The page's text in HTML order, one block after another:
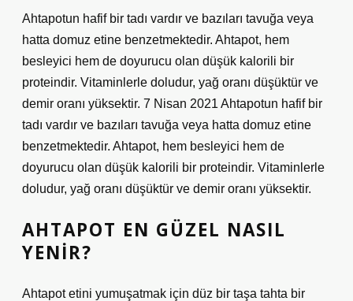
Ahtapotun hafif bir tadı vardır ve bazıları tavuğa veya
hatta domuz etine benzetmektedir. Ahtapot, hem
besleyici hem de doyurucu olan düşük kalorili bir
proteindir. Vitaminlerle doludur, yağ oranı düşüktür ve
demir oranı yüksektir. 7 Nisan 2021 Ahtapotun hafif bir
tadı vardır ve bazıları tavuğa veya hatta domuz etine
benzetmektedir. Ahtapot, hem besleyici hem de
doyurucu olan düşük kalorili bir proteindir. Vitaminlerle
doludur, yağ oranı düşüktür ve demir oranı yüksektir.
AHTAPOT EN GÜZEL NASIL
YENIR?
Ahtapot etini yumuşatmak için düz bir taşa tahta bir